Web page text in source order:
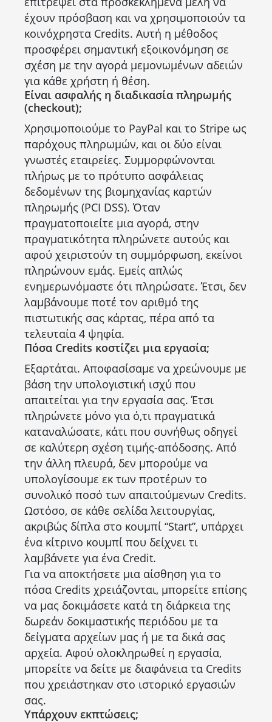
έχουν πρόσβαση και να χρησιμοποιούν τα
κοινόχρηστα Credits. Αυτή η μέθοδος
προσφέρει σημαντική εξοικονόμηση σε
σχέση με την αγορά μεμονωμένων αδειών
για κάθε χρήστη ή θέση.
Είναι ασφαλής η διαδικασία πληρωμής
(checkout);
Χρησιμοποιούμε το PayPal και το Stripe ως
παρόχους πληρωμών, και οι δύο είναι
γνωστές εταιρείες. Συμμορφώνονται
πλήρως με το πρότυπο ασφάλειας
δεδομένων της βιομηχανίας καρτών
πληρωμής (PCI DSS). Όταν
πραγματοποιείτε μια αγορά, στην
πραγματικότητα πληρώνετε αυτούς και
αφού χειριστούν τη συμμόρφωση, εκείνοι
πληρώνουν εμάς. Εμείς απλώς
ενημερωνόμαστε ότι πληρώσατε. Έτσι, δεν
λαμβάνουμε ποτέ τον αριθμό της
πιστωτικής σας κάρτας, πέρα από τα
τελευταία 4 ψηφία.
Πόσα Credits κοστίζει μια εργασία;
Εξαρτάται. Αποφασίσαμε να χρεώνουμε με
βάση την υπολογιστική ισχύ που
απαιτείται για την εργασία σας. Έτσι
πληρώνετε μόνο για ό,τι πραγματικά
καταναλώσατε, κάτι που συνήθως οδηγεί
σε καλύτερη σχέση τιμής-απόδοσης. Από
την άλλη πλευρά, δεν μπορούμε να
υπολογίσουμε εκ των προτέρων το
συνολικό ποσό των απαιτούμενων Credits.
Ωστόσο, σε κάθε σελίδα λειτουργίας,
ακριβώς δίπλα στο κουμπί “Start”, υπάρχει
ένα κίτρινο κουμπί που δείχνει τι
λαμβάνετε για ένα Credit.
Για να αποκτήσετε μια αίσθηση για το
πόσα Credits χρειάζονται, μπορείτε επίσης
να μας δοκιμάσετε κατά τη διάρκεια της
δωρεάν δοκιμαστικής περιόδου με τα
δείγματα αρχείων μας ή με τα δικά σας
αρχεία. Αφού ολοκληρωθεί η εργασία,
μπορείτε να δείτε με διαφάνεια τα Credits
που χρειάστηκαν στο ιστορικό εργασιών
σας.
Υπάρχουν εκπτώσεις;